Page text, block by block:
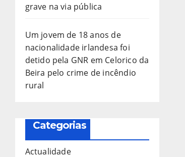
grave na via pública
Um jovem de 18 anos de
nacionalidade irlandesa foi
detido pela GNR em Celorico da
Beira pelo crime de incêndio
rural
Categorias
Actualidade